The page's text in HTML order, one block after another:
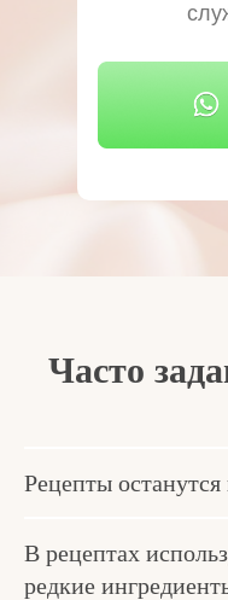
Часто
Рецепты останутся
В рецептах
редкие